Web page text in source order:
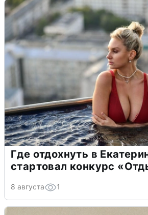
Где отдохнуть в
стартовал конкурс
8 августа 1